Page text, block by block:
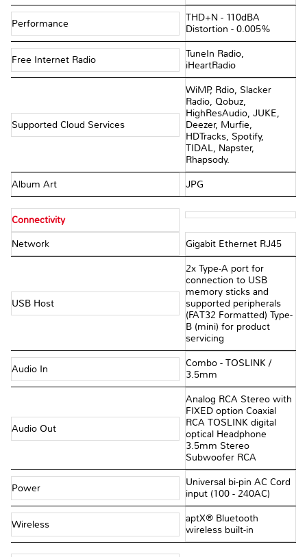
Performance
THD+N - 110dBA
Distortion - 0.005%
Free Internet Radio
TuneIn Radio,
iHeartRadio
Supported Cloud Services
WiMP, Rdio, Slacker
Radio, Qobuz,
HighResAudio, JUKE,
Deezer, Murfie,
HDTracks, Spotify,
TIDAL, Napster,
Rhapsody.
Album Art JPG
Connectivity
Network Gigabit Ethernet RJ45
USB Host
2x Type-A port for
connection to USB
memory sticks and
supported peripherals
(FAT32 Formatted) Type-
B (mini) for product
servicing
Audio In
Combo - TOSLINK /
3.5mm
Audio Out
Analog RCA Stereo with
FIXED option Coaxial
RCA TOSLINK digital
optical Headphone
3.5mm Stereo
Subwoofer RCA
Power
Universal bi-pin AC Cord
input (100 - 240AC)
Wireless
aptX® Bluetooth
wireless built-in